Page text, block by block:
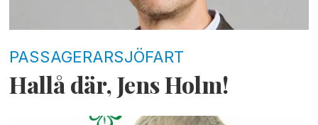
PASSAGERARSJÖFART
Hallå där, Jens Holm!